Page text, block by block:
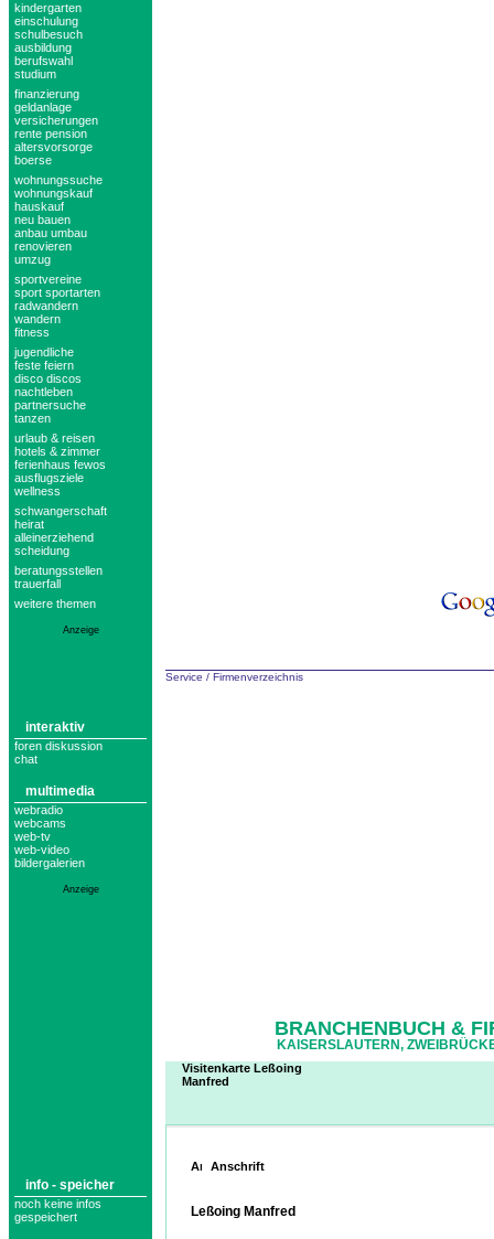
kindergarten
einschulung
schulbesuch
ausbildung
berufswahl
studium
finanzierung
geldanlage
versicherungen
rente pension
altersvorsorge
boerse
wohnungssuche
wohnungskauf
hauskauf
neu bauen
anbau umbau
renovieren
umzug
sportvereine
sport sportarten
radwandern
wandern
fitness
jugendliche
feste feiern
disco discos
nachtleben
partnersuche
tanzen
urlaub & reisen
hotels & zimmer
ferienhaus fewos
ausflugsziele
wellness
schwangerschaft
heirat
alleinerziehend
scheidung
beratungsstellen
trauerfall
weitere themen
Anzeige
interaktiv
foren diskussion
chat
multimedia
webradio
webcams
web-tv
web-video
bildergalerien
Anzeige
info - speicher
noch keine infos
gespeichert
Service / Firmenverzeichnis
BRANCHENBUCH &
KAISERSLAUTERN,
Visitenkarte Leßoing
Manfred
Anschrift
Leßoing Manfred